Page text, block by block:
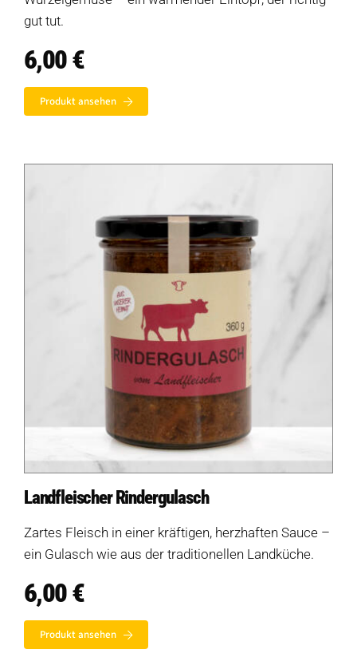
gut tut.
6,00€
Produkt ansehen
Landfleischer Rindergulasch
Zartes Fleisch in einer kräftigen, herzhaften Sauce –
ein Gulasch wie aus der traditionellen Landküche.
6,00€
Produkt ansehen
Auf dieser Seite
Beschreibung
Saisonale Verfügbarkeit
Individuelle Anfrage
Wo kannst du dieses Produkt kaufen?